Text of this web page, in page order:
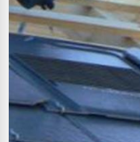
clients à Marcenat et ses
Faites confiance à Bati pro
fois élégant et résistant,
intempéries et de sublimer
l'excellence de notre savoir-
prendre soin de votre toiture.